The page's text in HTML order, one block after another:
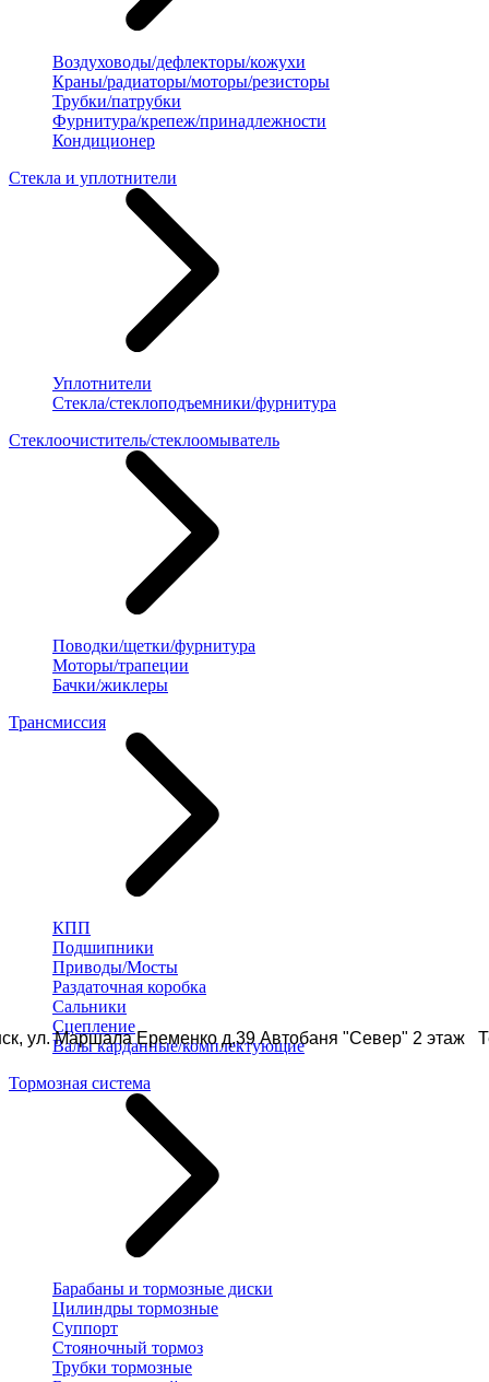
ул. Маршала Еременко д.39 Автобаня "Север" 2 этаж
Воздуховоды/дефлекторы/кожухи
Краны/радиаторы/моторы/резисторы
Трубки/патрубки
Фурнитура/крепеж/принадлежности
Кондиционер
Стекла и уплотнители
Уплотнители
Стекла/стеклоподъемники/фурнитура
Стеклоочиститель/стеклоомыватель
Поводки/щетки/фурнитура
Моторы/трапеции
Бачки/жиклеры
Трансмиссия
КПП
Подшипники
Приводы/Мосты
Раздаточная коробка
Сальники
Сцепление
Валы карданные/комплектующие
Тормозная система
Барабаны и тормозные диски
Цилиндры тормозные
Суппорт
Стояночный тормоз
Трубки тормозные